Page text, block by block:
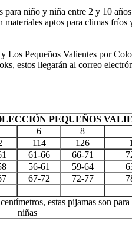
niño y niña entre 2 y 10
aptos para climas
Los Pequeños Valientes por
estos llegarán al correo
PEQUEÑOS
6 8
114 126
61-66 66-71
56-61 59-64
67-72 72-77
estas pijamas son
niñas